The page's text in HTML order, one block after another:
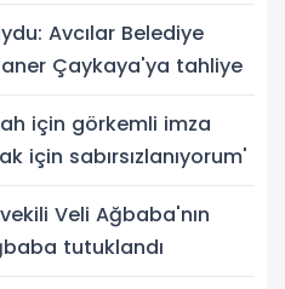
Avcılar Belediye
Çaykaya'ya tahliye
için görkemli imza
için sabırsızlanıyorum'
Veli Ağbaba'nın
tutuklandı